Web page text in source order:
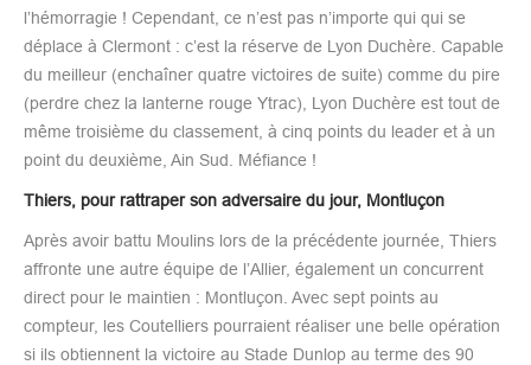
l’hémorragie ! Cependant, ce n’est pas n’importe qui qui se
déplace à Clermont : c’est la réserve de Lyon Duchère. Capable
du meilleur (enchaîner quatre victoires de suite) comme du pire
(perdre chez la lanterne rouge Ytrac), Lyon Duchère est tout de
même troisième du classement, à cinq points du leader et à un
point du deuxième, Ain Sud. Méfiance !
Thiers, pour rattraper son adversaire du jour, Montluçon
Après avoir battu Moulins lors de la précédente journée, Thiers
affronte une autre équipe de l’Allier, également un concurrent
direct pour le maintien : Montluçon. Avec sept points au
compteur, les Coutelliers pourraient réaliser une belle opération
si ils obtiennent la victoire au Stade Dunlop au terme des 90